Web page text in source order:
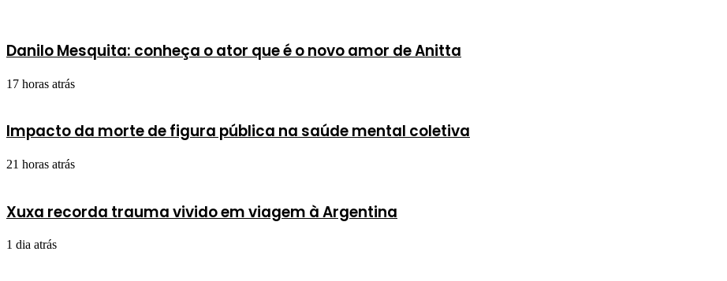
Danilo Mesquita: conheça o ator que é o novo amor de Anitta
17 horas atrás
Impacto da morte de figura pública na saúde mental coletiva
21 horas atrás
Xuxa recorda trauma vivido em viagem à Argentina
1 dia atrás